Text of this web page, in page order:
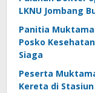
LKNU Jombang
Panitia
Posko
Siaga
Peserta
Kereta di